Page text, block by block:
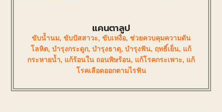
แคนตาลูป
ขับน้ำนม, ขับปัสสาวะ, ขับเหงื่อ, ช่วยควบคุมความดัน
โลหิต, บำรุงกระดูก, บำรุงธาตุ, บำรุงฟัน, ฤทธิ์เย็น, แก้
กระหายน้ำ, แก้ร้อนใน ถอนพิษร้อน, แก้โรคกระเพาะ, แก้
โรคเลือดออกตามไรฟัน